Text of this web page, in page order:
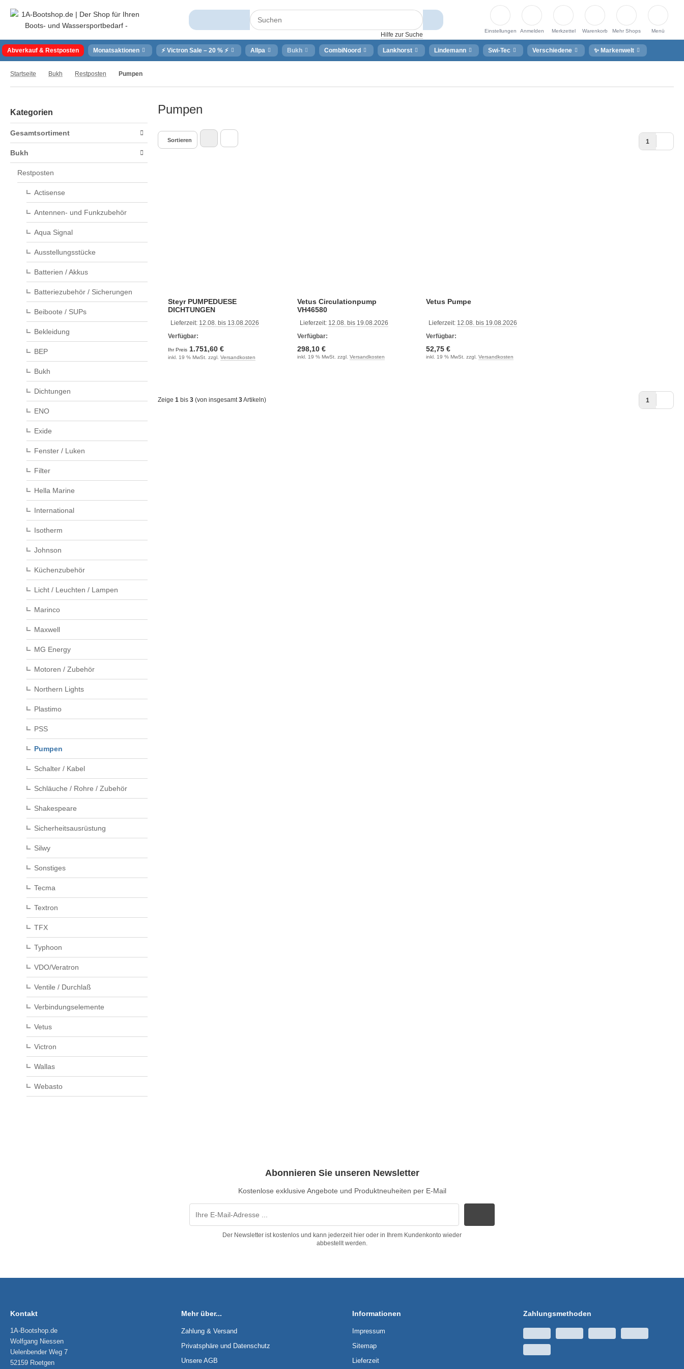
Hilfe zur Suche Einstellungen Anmelden Merkzettel Warenkorb Mehr Shops Menü
Abverkauf & Restposten Monatsaktionen ⚡ Victron Sale – 20 % ⚡ Allpa Bukh CombiNoord Lankhorst Lindemann Swi-Tec Verschiedene ✨ Markenwelt
Startseite Bukh Restposten Pumpen
Kategorien
Gesamtsortiment
Bukh
Restposten
Actisense
Antennen- und Funkzubehör
Aqua Signal
Ausstellungsstücke
Batterien / Akkus
Batteriezubehör / Sicherungen
Beiboote / SUPs
Bekleidung
BEP
Bukh
Dichtungen
ENO
Exide
Fenster / Luken
Filter
Hella Marine
International
Isotherm
Johnson
Küchenzubehör
Licht / Leuchten / Lampen
Marinco
Maxwell
MG Energy
Motoren / Zubehör
Northern Lights
Plastimo
PSS
Pumpen
Schalter / Kabel
Schläuche / Rohre / Zubehör
Shakespeare
Sicherheitsausrüstung
Silwy
Sonstiges
Tecma
Textron
TFX
Typhoon
VDO/Veratron
Ventile / Durchlaß
Verbindungselemente
Vetus
Victron
Wallas
Webasto
Pumpen
Sortieren 1
Steyr PUMPEDUESE
DICHTUNGEN
Lieferzeit: 12.08. bis 13.08.2026
Verfügbar:
Ihr Preis 1.751,60 €
inkl. 19 % MwSt. zzgl. Versandkosten
Vetus Circulationpump
VH46580
Lieferzeit: 12.08. bis 19.08.2026
Verfügbar:
298,10 €
inkl. 19 % MwSt. zzgl. Versandkosten
Vetus Pumpe
Lieferzeit: 12.08. bis 19.08.2026
Verfügbar:
52,75 €
inkl. 19 % MwSt. zzgl. Versandkosten
Zeige 1 bis 3 (von insgesamt3Artikeln) 1
Abonnieren Sie unseren Newsletter
Kostenlose exklusive Angebote und Produktneuheiten per E-Mail
Der Newsletter ist kostenlos und kann jederzeit hier oder in Ihrem Kundenkonto wieder
abbestellt werden.
Kontakt
1A-Bootshop.de
Wolfgang Niessen
Uelenbender Weg 7
52159 Roetgen
Mehr über...
Zahlung & Versand
Privatsphäre und Datenschutz
Unsere AGB
Informationen
Impressum
Sitemap
Lieferzeit
Zahlungsmethoden